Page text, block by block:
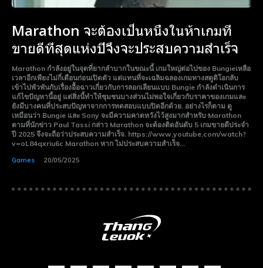
Marathon จะต้องเป็นหนึ่งในห้าเกมที่
ขายดีที่สุดแห่งปีจึงจะประสบความสำเร็จ
Marathon กำลังอยู่ในจุดที่ยากลำบากในขณะนี้ เกมใหญ่ต่อไปของ Bungieเหลือ
เวลาอีกเพียงไม่กี่เดือนก่อนเปิดตัว แต่แทนที่จะเฉลิมฉลองเกมทางสตูดิโอกลับ
เข้าไปพัวพันกับเรื่องอื้อฉาวเกี่ยวกับการลอกเลียนแบบ Bungie กำลังดำเนินการ
แก้ไขปัญหานี้อยู่ แต่สิ่งนี้ทำให้ชุมชนบางส่วนไม่พอใจเกี่ยวกับราคาของเกมและ
ยังมีบางคนที่ประสบปัญหาจากการทดสอบแบบปิดอีกด้วย. อย่างไรก็ตาม ดู
เหมือนว่า Bungie และ Sony จะมีความคาดหวังไว้สูงมากสำหรับ Marathon
ตามที่นักข่าว Paul Tassi กล่าว Marathon จะต้องติดอันดับ 5 เกมขายดีประจำ
ปี 2025 จึงจะถือว่าประสบความสำเร็จ. https://www.youtube.com/watch?
v=oL84qxriu6c Marathon หาก ไม่ประสบความสำเร็จ...
Games 20/05/2025